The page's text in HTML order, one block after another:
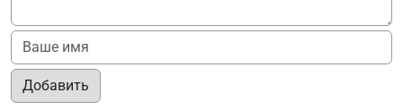
Добавить